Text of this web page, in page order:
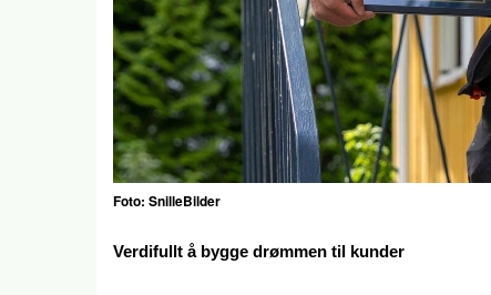
Foto: SnilleBilder
Verdifullt å bygge drømmen til kunder